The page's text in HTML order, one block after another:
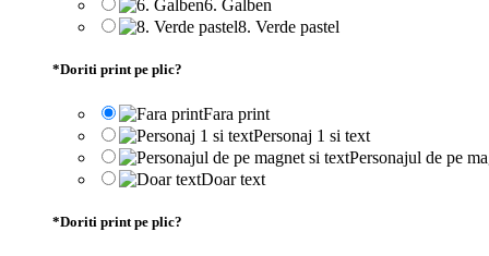
6. Galben
8. Verde pastel
*Doriti print pe plic?
Fara print
Personaj 1 si text
Personajul de pe
Doar text
*Doriti print pe plic?